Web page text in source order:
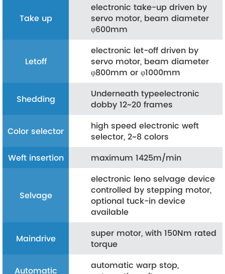
Take up
electronic take-up driven by
servo motor, beam diameter
φ600mm
Letoff
electronic let-off driven by
servo motor, beam diameter
φ800mm or φ1000mm
Shedding
Underneath typeelectronic
dobby 12~20 frames
Color selector
high speed electronic weft
selector, 2~8 colors
Weft insertion
maximum 1425m/min
Selvage
electronic leno selvage device
controlled by stepping motor,
optional tuck-in device
available
Maindrive
super motor, with 150Nm rated
torque
Automatic
automatic warp stop,